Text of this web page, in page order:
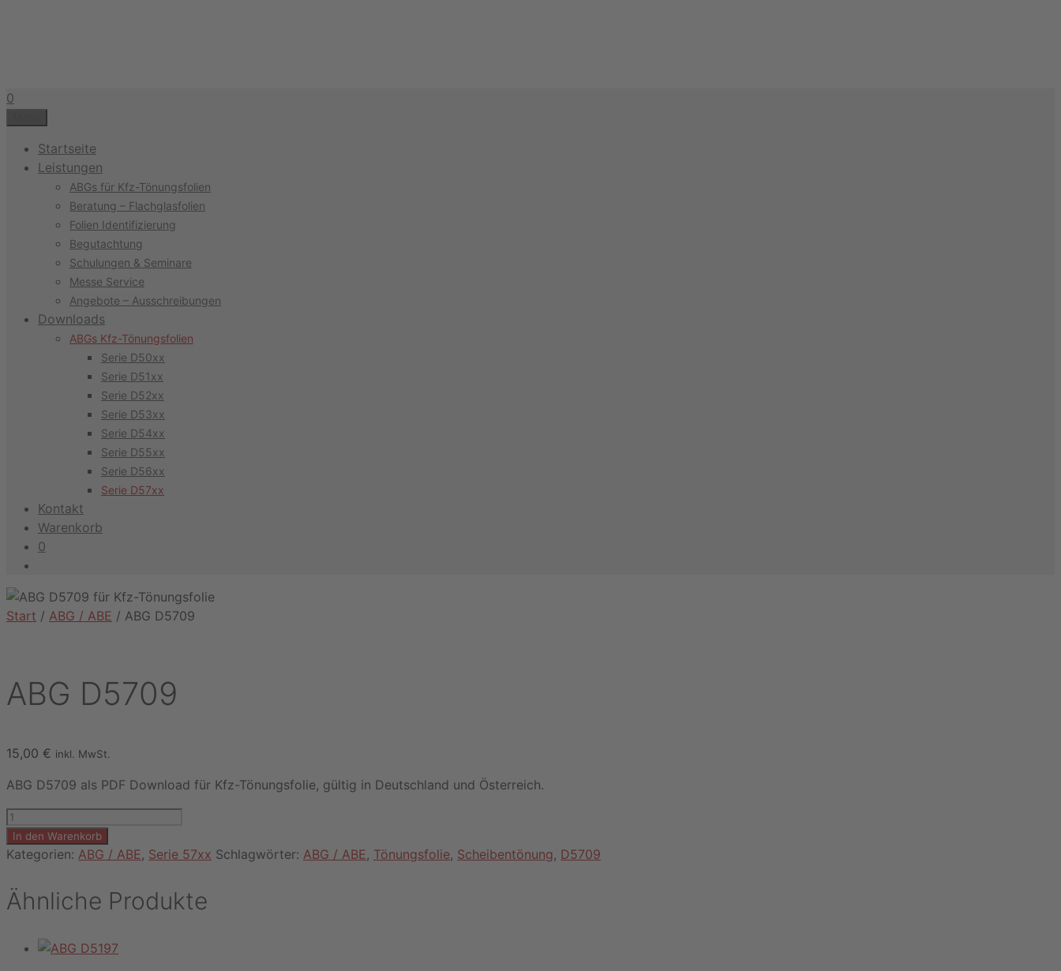
0
Startseite
Leistungen
ABGs für Kfz-Tönungsfolien
Beratung – Flachglasfolien
Folien Identifizierung
Begutachtung
Schulungen & Seminare
Messe Service
Angebote – Ausschreibungen
Downloads
ABGs Kfz-Tönungsfolien
Serie D50xx
Serie D51xx
Serie D52xx
Serie D53xx
Serie D54xx
Serie D55xx
Serie D56xx
Serie D57xx
Kontakt
Warenkorb
0
Start / ABG / ABE / ABG D5709
ABG D5709
15,00 € inkl. MwSt.
ABG D5709 als PDF Download für Kfz-Tönungsfolie, gültig in Deutschland und Österreich.
ABG
D5709
Menge
In den Warenkorb
Kategorien: ABG / ABE, Serie 57xx Schlagwörter: ABG / ABE, Tönungsfolie, Scheibentönung, D5709
Ähnliche Produkte